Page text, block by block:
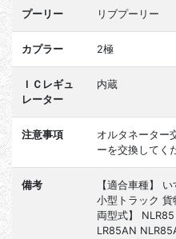
プーリー リブプーリー
カプラー 2極
ＩＣレギュ
レーター
内蔵
注意事項
オルタネーター
ーを交換してく
備考
【適合車種】
小型トラック
両型式】
LR85AN